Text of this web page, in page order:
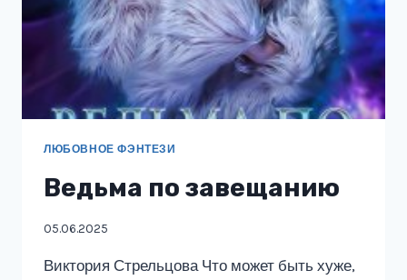
ЛЮБОВНОЕ ФЭНТЕЗИ
Ведьма по завещанию
05.06.2025
Виктория Стрельцова Что может быть хуже,